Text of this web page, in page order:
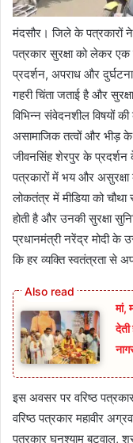
मंदसौर। जिले के पत्रकारों ने
पत्रकार सुरक्षा को लेकर एक
प्रदर्शन, अपराध और
गहरी चिंता जताई है और
विभिन्न संवेदनशील विषयों
असामाजिक तत्वों और भीड़
जीवनसिंह शेरपुर के
पत्रकारों में भय और असुरक्षा
लोकतंत्र में मीडिया को
होती है और उनकी सुरक्षा
प्रधानमंत्री नरेंद्र मोदी के
कि हर व्यक्ति स्वतंत्रता से
मां,
देती
इस अवसर पर वरिष्ठ
वरिष्ठ पत्रकार महावीर
पत्रकार घनश्याम बटवाल,